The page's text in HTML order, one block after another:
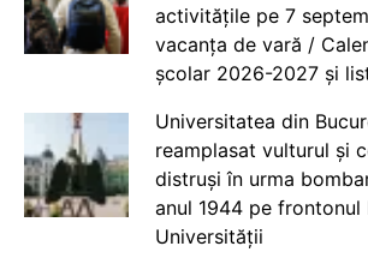
activitățile pe 7
vacanța de vară /
școlar 2026-2027 și
Universitatea din
reamplasat vulturul și
distruși în urma
anul 1944 pe frontonul
Universității